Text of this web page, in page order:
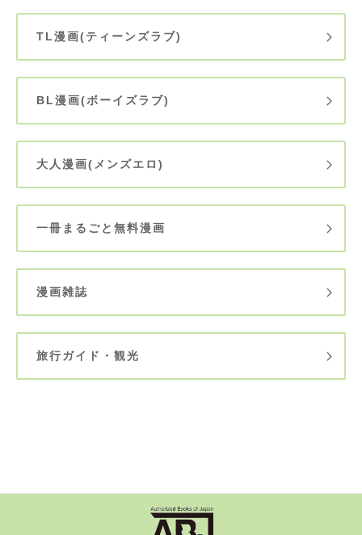
TL漫画(ティーンズラブ)
BL漫画(ボーイズラブ)
大人漫画(メンズエロ)
一冊まるごと無料漫画
漫画雑誌
旅行ガイド・観光